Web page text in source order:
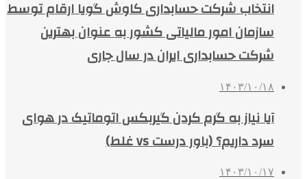
انتخاب شرکت حسابداری کاوش گویا ارقام توسط
سازمان امور مالیاتی کشور به عنوان بهترین
شرکت حسابداری ایران در سال جاری
۱۴۰۳/۱۰/۱۸
آیا نیاز به گرم کردن گیربکس اتوماتیک در هوای
سرد داریم؟ (باور درست vs غلط)
۱۴۰۳/۱۰/۱۷